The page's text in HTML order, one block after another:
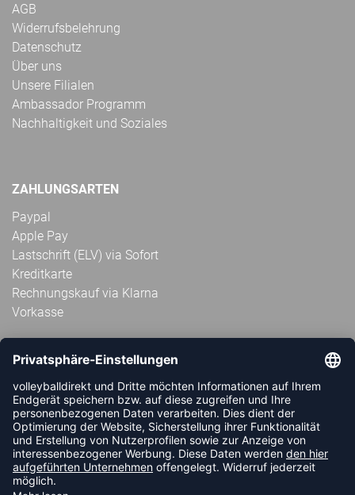
AGB
Widerrufsbelehrung
Datenschutz
Über uns
Unsere Filialen
Ambassador Programm
Nachhaltigkeit und Soziales
ZAHLUNGSARTEN
Paypal
Apple Pay
Lastschrift (ELV) via Sofort
Kreditkarte
Rechnungskauf via Klarna
Vorkasse
ABONNIERE JETZT DEN KOSTENLOSEN
VOLLEYBALLDIREKT-NEWSLETTER UND VERPASSE KEINE
NEUIGKEIT ODER AKTION MEHR.
JETZT ANMELDEN